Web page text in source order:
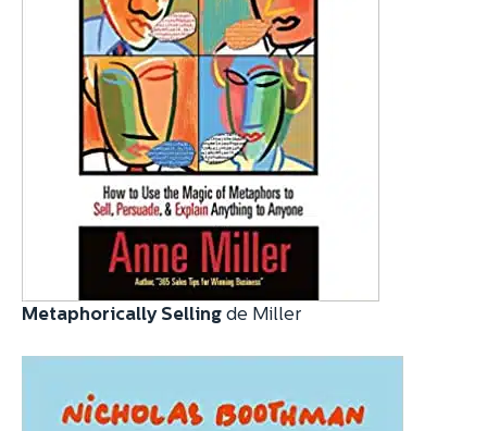
Metaphorically Selling de Miller